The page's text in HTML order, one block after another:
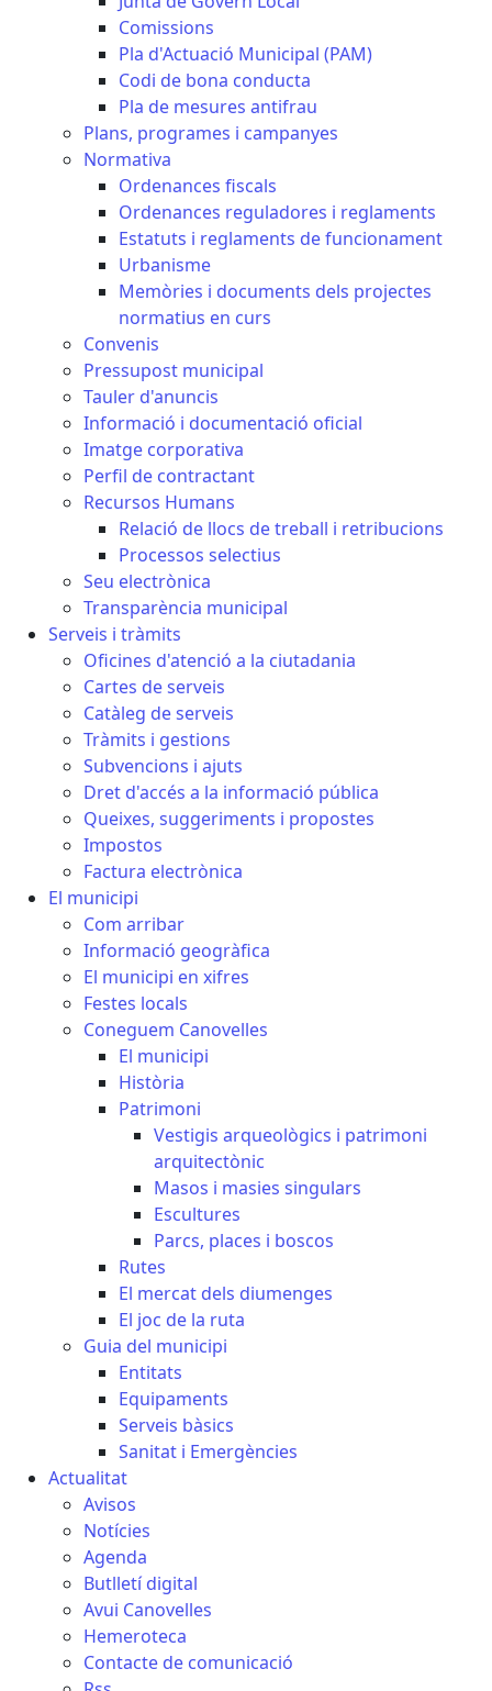
Comissions
Pla d'Actuació Municipal (PAM)
Codi de bona conducta
Pla de mesures antifrau
Plans, programes i campanyes
Normativa
Ordenances fiscals
Ordenances reguladores i reglaments
Estatuts i reglaments de funcionament
Urbanisme
Memòries i documents dels projectes
normatius en curs
Convenis
Pressupost municipal
Tauler d'anuncis
Informació i documentació oficial
Imatge corporativa
Perfil de contractant
Recursos Humans
Relació de llocs de treball i retribucions
Processos selectius
Seu electrònica
Transparència municipal
Serveis i tràmits
Oficines d'atenció a la ciutadania
Cartes de serveis
Catàleg de serveis
Tràmits i gestions
Subvencions i ajuts
Dret d'accés a la informació pública
Queixes, suggeriments i propostes
Impostos
Factura electrònica
El municipi
Com arribar
Informació geogràfica
El municipi en xifres
Festes locals
Coneguem Canovelles
El municipi
Història
Patrimoni
Vestigis arqueològics i patrimoni
arquitectònic
Masos i masies singulars
Escultures
Parcs, places i boscos
Rutes
El mercat dels diumenges
El joc de la ruta
Guia del municipi
Entitats
Equipaments
Serveis bàsics
Sanitat i Emergències
Actualitat
Avisos
Notícies
Agenda
Butlletí digital
Avui Canovelles
Hemeroteca
Contacte de comunicació